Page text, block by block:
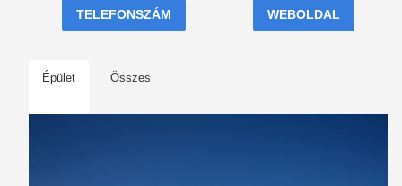
TELEFONSZÁM WEBOLDAL
Épület Összes